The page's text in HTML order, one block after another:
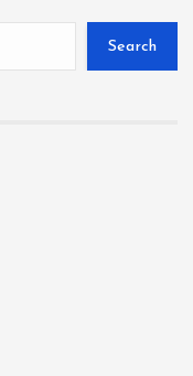
Search